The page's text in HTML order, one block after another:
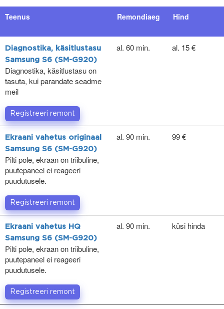
Teenus Remondiaeg Hind
Diagnostika, käsitlustasu
Samsung S6 (SM-G920)
Diagnostika, käsitlustasu on
tasuta, kui parandate seadme
meil
al. 60 min. al. 15 €
Registreeri remont
Ekraani vahetus originaal
Samsung S6 (SM-G920)
Pilti pole, ekraan on triibuline,
puutepaneel ei reageeri
puudutusele.
al. 90 min. 99 €
Registreeri remont
Ekraani vahetus HQ
Samsung S6 (SM-G920)
Pilti pole, ekraan on triibuline,
puutepaneel ei reageeri
puudutusele.
al. 90 min. küsi hinda
Registreeri remont